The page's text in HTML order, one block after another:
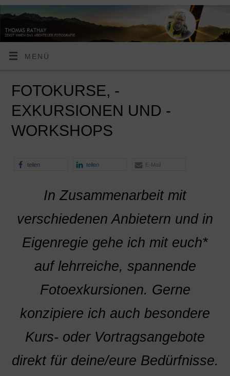
MENÜ
FOTOKURSE, -
EXKURSIONEN UND -
WORKSHOPS
teilen teilen E-Mail
In Zusammenarbeit mit
verschiedenen Anbietern und in
Eigenregie gehe ich mit euch*
auf lehrreiche, spannende
Fotoexkursionen. Gerne
konzipiere ich auch besondere
Kurs- oder Vortragsangebote
direkt für deine/eure Bedürfnisse.